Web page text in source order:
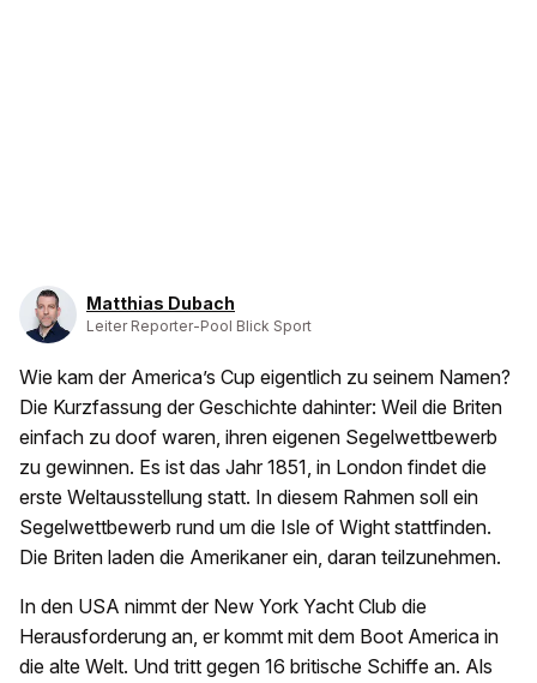
Matthias Dubach
Leiter Reporter-Pool Blick Sport
Wie kam der America’s Cup eigentlich zu seinem Namen?
Die Kurzfassung der Geschichte dahinter: Weil die Briten
einfach zu doof waren, ihren eigenen Segelwettbewerb
zu gewinnen. Es ist das Jahr 1851, in London findet die
erste Weltausstellung statt. In diesem Rahmen soll ein
Segelwettbewerb rund um die Isle of Wight stattfinden.
Die Briten laden die Amerikaner ein, daran teilzunehmen.
In den USA nimmt der New York Yacht Club die
Herausforderung an, er kommt mit dem Boot America in
die alte Welt. Und tritt gegen 16 britische Schiffe an. Als